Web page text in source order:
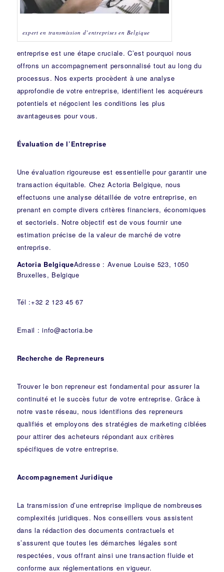
expert en transmission d’entreprises en Belgique
entreprise est une étape cruciale. C’est pourquoi nous
offrons un accompagnement personnalisé tout au long du
processus. Nos experts procèdent à une analyse
approfondie de votre entreprise, identifient les acquéreurs
potentiels et négocient les conditions les plus
avantageuses pour vous.
Évaluation de l’Entreprise
Une évaluation rigoureuse est essentielle pour garantir une
transaction équitable. Chez Actoria Belgique, nous
effectuons une analyse détaillée de votre entreprise, en
prenant en compte divers critères financiers, économiques
et sectoriels. Notre objectif est de vous fournir une
estimation précise de la valeur de marché de votre
entreprise.
Actoria BelgiqueAdresse : Avenue Louise 523, 1050
Bruxelles, Belgique
Tél :+32 2 123 45 67
Email : info@actoria.be
Recherche de Repreneurs
Trouver le bon repreneur est fondamental pour assurer la
continuité et le succès futur de votre entreprise. Grâce à
notre vaste réseau, nous identifions des repreneurs
qualifiés et employons des stratégies de marketing ciblées
pour attirer des acheteurs répondant aux critères
spécifiques de votre entreprise.
Accompagnement Juridique
La transmission d’une entreprise implique de nombreuses
complexités juridiques. Nosconseillers vous assistent
dans la rédaction des documents contractuels et
s’assurent que toutes les démarches légales sont
respectées, vous offrant ainsi une transaction fluide et
conforme aux réglementations en vigueur.